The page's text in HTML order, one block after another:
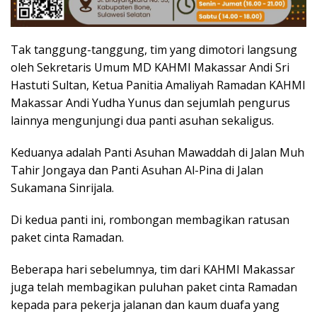
Tak tanggung-tanggung, tim yang dimotori langsung
oleh Sekretaris Umum MD KAHMI Makassar Andi Sri
Hastuti Sultan, Ketua Panitia Amaliyah Ramadan KAHMI
Makassar Andi Yudha Yunus dan sejumlah pengurus
lainnya mengunjungi dua panti asuhan sekaligus.
Keduanya adalah Panti Asuhan Mawaddah di Jalan Muh
Tahir Jongaya dan Panti Asuhan Al-Pina di Jalan
Sukamana Sinrijala.
Di kedua panti ini, rombongan membagikan ratusan
paket cinta Ramadan.
Beberapa hari sebelumnya, tim dari KAHMI Makassar
juga telah membagikan puluhan paket cinta Ramadan
kepada para pekerja jalanan dan kaum duafa yang